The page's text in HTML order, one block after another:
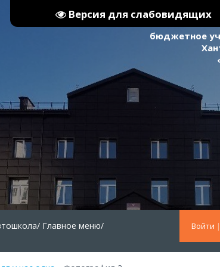
Версия для слабовидящих
бюджетное
Войти |
Главное меню/